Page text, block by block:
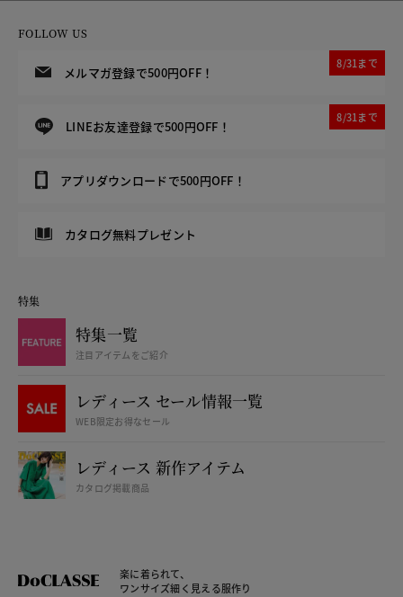
FOLLOW US
メルマガ登録で500円OFF！
8/31まで
LINEお友達登録で500円OFF！
8/31まで
アプリダウンロードで500円OFF！
カタログ無料プレゼント
特集
特集一覧
注目アイテムをご紹介
レディース セール情報一覧
WEB限定お得なセール
レディース 新作アイテム
カタログ掲載商品
楽に着られて、
ワンサイズ細く見える服作り